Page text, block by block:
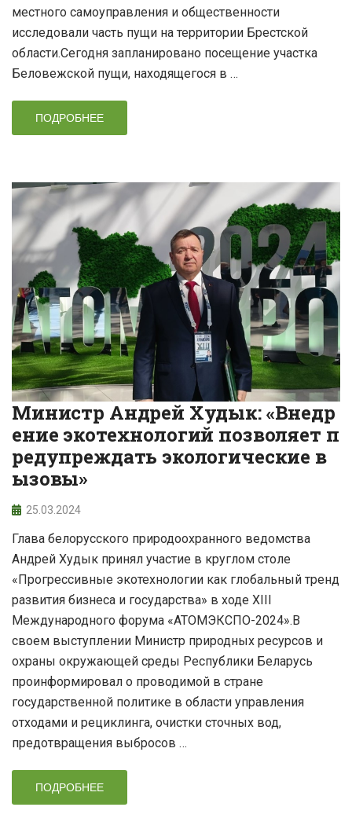
местного самоуправления и общественности
исследовали часть пущи на территории Брестской
области.Сегодня запланировано посещение участка
Беловежской пущи, находящегося в …
ПОДРОБНЕЕ
Министр Андрей Худык: «Внедр
ение экотехнологий позволяет п
редупреждать экологические в
ызовы»
25.03.2024
Глава белорусского природоохранного ведомства
Андрей Худык принял участие в круглом столе
«Прогрессивные экотехнологии как глобальный тренд
развития бизнеса и государства» в ходе XIII
Международного форума «АТОМЭКСПО-2024».В
своем выступлении Министр природных ресурсов и
охраны окружающей среды Республики Беларусь
проинформировал о проводимой в стране
государственной политике в области управления
отходами и рециклинга, очистки сточных вод,
предотвращения выбросов …
ПОДРОБНЕЕ